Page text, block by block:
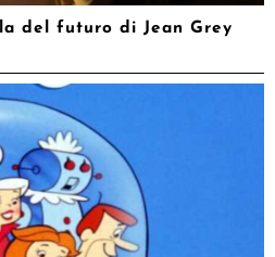
del futuro di Jean Grey